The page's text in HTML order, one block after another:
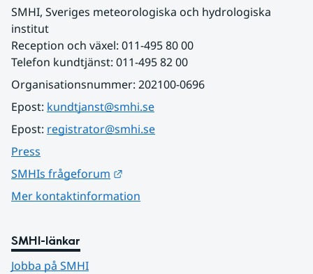
SMHI, Sveriges meteorologiska och hydrologiska
institut
Reception och växel: 011-495 80 00
Telefon kundtjänst: 011-495 82 00
Organisationsnummer: 202100-0696
Epost: kundtjanst@smhi.se
Epost: registrator@smhi.se
Press
SMHIs frågeforum
Mer kontaktinformation
SMHI-länkar
Jobba på SMHI